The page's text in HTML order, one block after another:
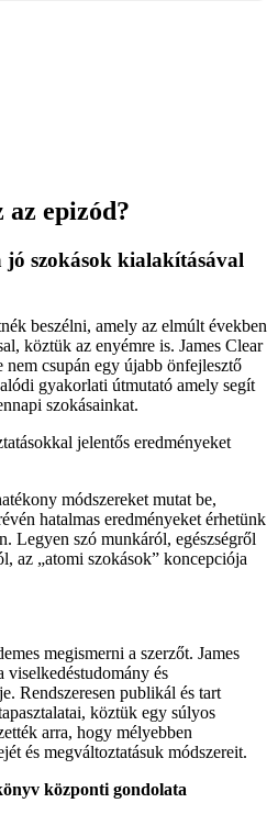
epizód?
jó szokások kialakításával
beszélni, amely az elmúlt években
köztük az enyémre is. James Clear
csupán egy újabb önfejlesztő
gyakorlati útmutató amely segít
szokásainkat.
jelentős eredményeket
módszereket mutat be,
hatalmas eredményeket érhetünk
Legyen szó munkáról, egészségről
az „atomi szokások” koncepciója
megismerni a szerzőt. James
viselkedéstudomány és
Rendszeresen publikál és tart
köztük egy súlyos
arra, hogy mélyebben
és megváltoztatásuk módszereit.
központi gondolata